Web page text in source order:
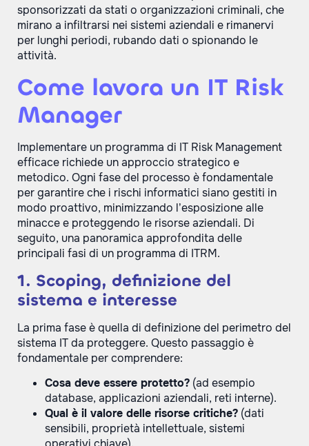
sponsorizzati da stati o organizzazioni criminali, che
mirano a infiltrarsi nei sistemi aziendali e rimanervi
per lunghi periodi, rubando dati o spionando le
attività.
Come lavora un IT Risk
Manager
Implementare un programma di IT Risk Management
efficace richiede un approccio strategico e
metodico. Ogni fase del processo è fondamentale
per garantire che i rischi informatici siano gestiti in
modo proattivo, minimizzando l’esposizione alle
minacce e proteggendo le risorse aziendali. Di
seguito, una panoramica approfondita delle
principali fasi di un programma di ITRM.
1. Scoping, definizione del
sistema e interesse
La prima fase è quella di definizione del perimetro del
sistema IT da proteggere. Questo passaggio è
fondamentale per comprendere:
Cosa deve essere protetto? (ad esempio
database, applicazioni aziendali, reti interne).
Qual è il valore delle risorse critiche? (dati
sensibili, proprietà intellettuale, sistemi